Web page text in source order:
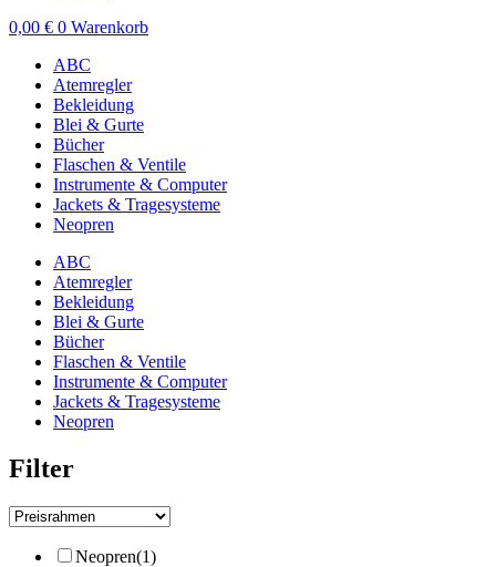
0,00 € 0 Warenkorb
ABC
Atemregler
Bekleidung
Blei & Gurte
Bücher
Flaschen & Ventile
Instrumente & Computer
Jackets & Tragesysteme
Neopren
ABC
Atemregler
Bekleidung
Blei & Gurte
Bücher
Flaschen & Ventile
Instrumente & Computer
Jackets & Tragesysteme
Neopren
Filter
Neopren(1)